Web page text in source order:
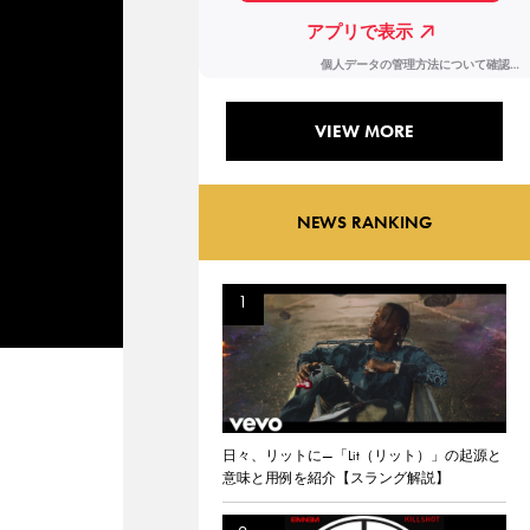
VIEW MORE
NEWS RANKING
日々、リットに—「Lit（リット）」の起源と
意味と用例を紹介【スラング解説】